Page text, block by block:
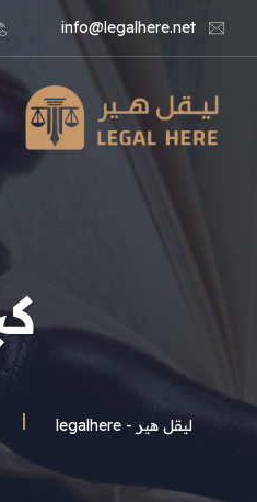
info@legalhere.net
ليقل هير - legalhere